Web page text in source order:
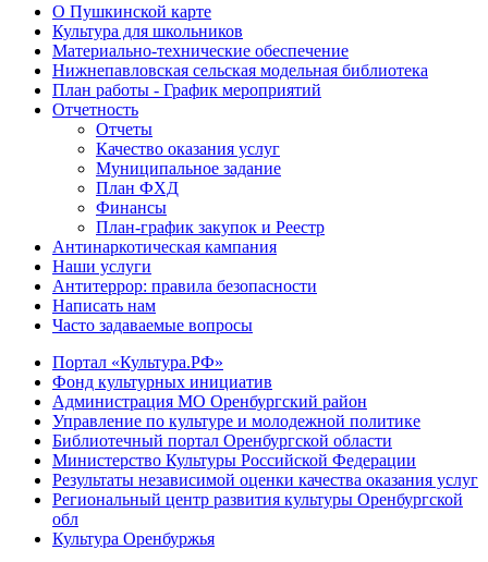
О Пушкинской карте
Культура для школьников
Материально-технические обеспечение
Нижнепавловская сельская модельная библиотека
План работы - График мероприятий
Отчетность
Отчеты
Качество оказания услуг
Муниципальное задание
План ФХД
Финансы
План-график закупок и Реестр
Антинаркотическая кампания
Наши услуги
Антитеррор: правила безопасности
Написать нам
Часто задаваемые вопросы
Портал «Культура.РФ»
Фонд культурных инициатив
Администрация МО Оренбургский район
Управление по культуре и молодежной политике
Библиотечный портал Оренбургской области
Министерство Культуры Российской Федерации
Результаты независимой оценки качества оказания услуг
Региональный центр развития культуры Оренбургской
обл
Культура Оренбуржья